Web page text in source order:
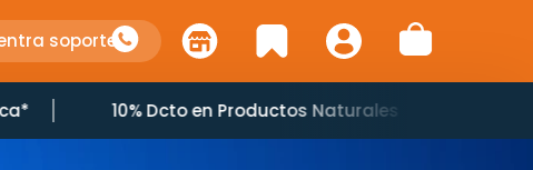
soporte
10% Dcto en Productos Naturales